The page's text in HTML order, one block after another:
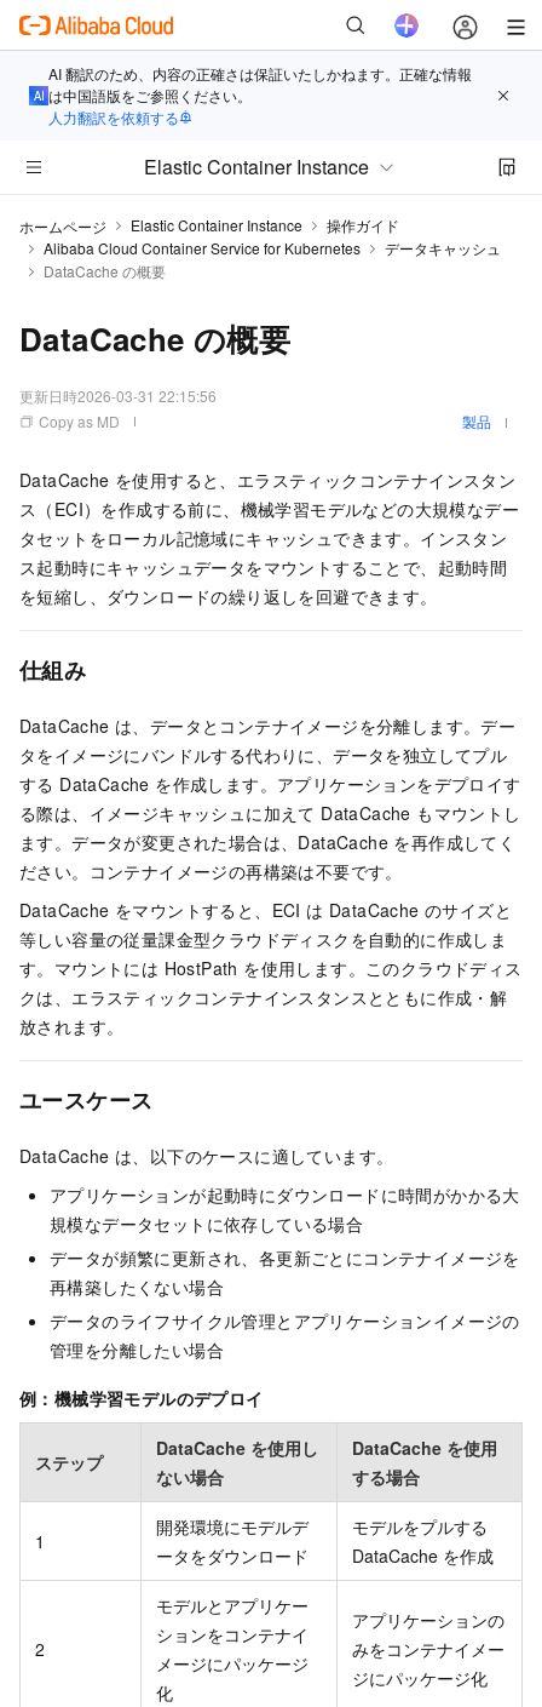
AI 翻訳のため、内容の正確さは保証いたしかねます。正確な情報
は中国語版をご参照ください。
人力翻訳を依頼する
Elastic Container Instance
ホームページ Elastic Container Instance
操作ガイド
Alibaba Cloud Container Service for Kubernetes
データキャッシュ
DataCache の概要
DataCache の概要
更新日時2026-03-31 22:15:56
Copy as MD
製品
DataCache を使用すると、エラスティックコンテナインスタン
ス（ECI）を作成する前に、機械学習モデルなどの大規模なデー
タセットをローカル記憶域にキャッシュできます。インスタン
ス起動時にキャッシュデータをマウントすることで、起動時間
を短縮し、ダウンロードの繰り返しを回避できます。
仕組み
DataCache は、データとコンテナイメージを分離します。デー
タをイメージにバンドルする代わりに、データを独立してプル
する DataCache を作成します。アプリケーションをデプロイす
る際は、イメージキャッシュに加えて DataCache もマウントし
ます。データが変更された場合は、DataCache を再作成してく
ださい。コンテナイメージの再構築は不要です。
DataCache をマウントすると、ECI は DataCache のサイズと
等しい容量の従量課金型クラウドディスクを自動的に作成しま
す。マウントには HostPath を使用します。このクラウドディス
クは、エラスティックコンテナインスタンスとともに作成・解
放されます。
ユースケース
DataCache は、以下のケースに適しています。
アプリケーションが起動時にダウンロードに時間がかかる大
規模なデータセットに依存している場合
データが頻繁に更新され、各更新ごとにコンテナイメージを
再構築したくない場合
データのライフサイクル管理とアプリケーションイメージの
管理を分離したい場合
例：機械学習モデルのデプロイ
ステップ
DataCache を使用し
ない場合
DataCache を使用
する場合
1
開発環境にモデルデ
ータをダウンロード
モデルをプルする
DataCache を作成
2
モデルとアプリケー
ションをコンテナイ
メージにパッケージ
化
アプリケーションの
みをコンテナイメー
ジにパッケージ化